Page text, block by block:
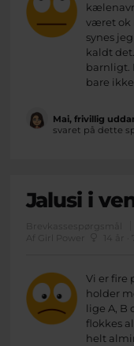
været ok
synes
kaldt
barnligt.
bare
Mai, frivillig
svaret på dette
Jalusi i
Brevkassespørgsmål
Af Girl Power
14 år
Vi er fire
holder
lige A, B
flokkes
helt